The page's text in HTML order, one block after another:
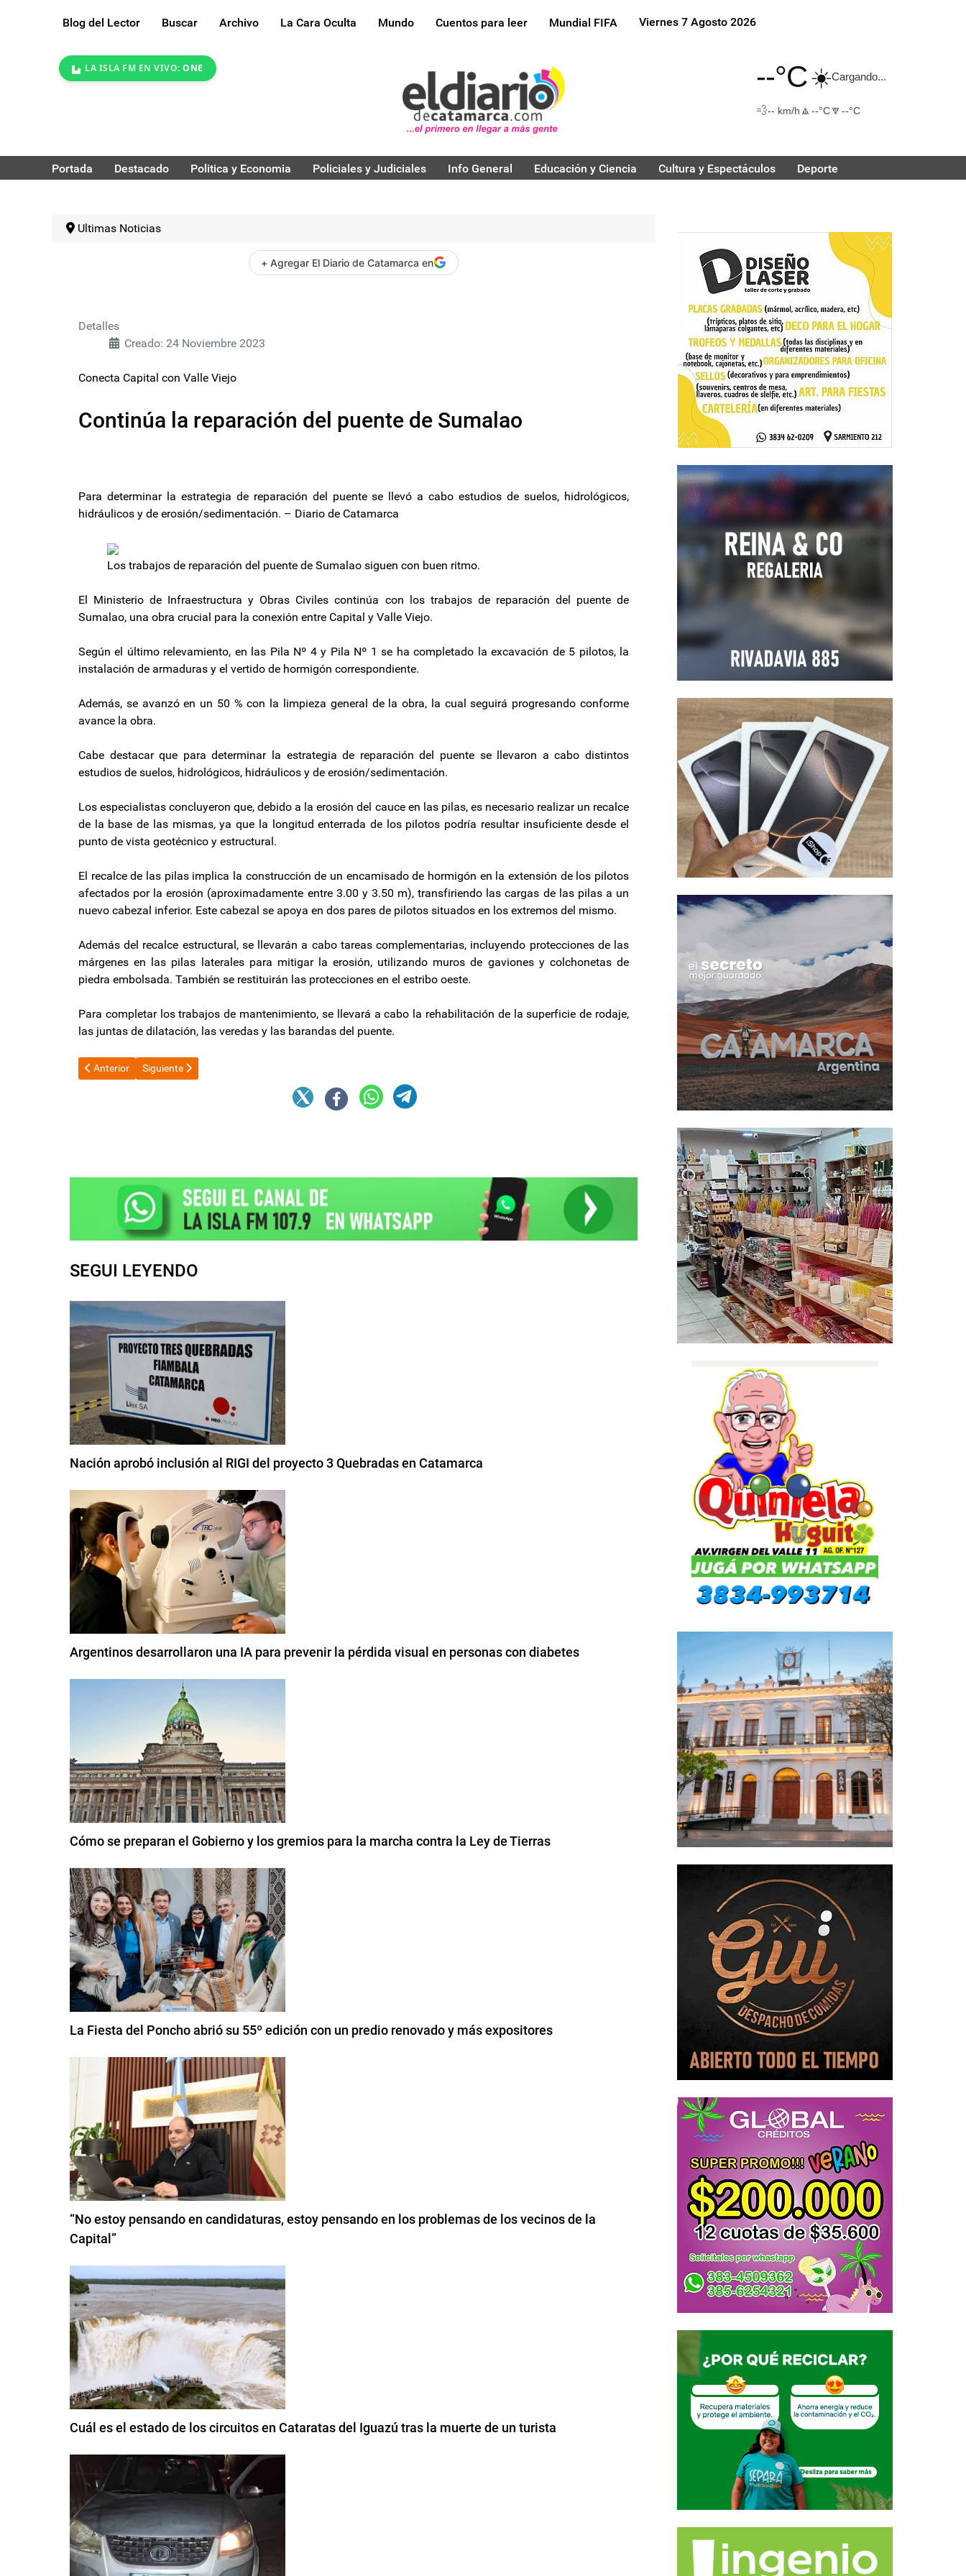
Blog del Lector Buscar Archivo La Cara Oculta Mundo Cuentos para leer Mundial FIFA Viernes 7 Agosto 2026
LA ISLA FM EN VIVO: ONE --°C☀️Cargando...
💨-- km/h 🔼 --°C🔽 --°C
Portada Destacado Politica y Economia Policiales y Judiciales Info General Educación y Ciencia Cultura y Espectáculos Deporte
Ultimas Noticias
+ Agregar El Diario de Catamarca en
Detalles
Creado: 24 Noviembre 2023
Conecta Capital con Valle Viejo
Continúa la reparación del puente de Sumalao
Para determinar la estrategia de reparación del puente se llevó a cabo estudios de suelos, hidrológicos,
hidráulicos y de erosión/sedimentación. – Diario de Catamarca
Los trabajos de reparación del puente de Sumalao siguen con buen ritmo.
El Ministerio de Infraestructura y Obras Civiles continúa con los trabajos de reparación del puente de
Sumalao, una obra crucial para la conexión entre Capital y Valle Viejo.
Según el último relevamiento, en las Pila Nº 4 y Pila Nº 1 se ha completado la excavación de 5 pilotos, la
instalación de armaduras y el vertido de hormigón correspondiente.
Además, se avanzó en un 50 % con la limpieza general de la obra, la cual seguirá progresando conforme
avance la obra.
Cabe destacar que para determinar la estrategia de reparación del puente se llevaron a cabo distintos
estudios de suelos, hidrológicos, hidráulicos y de erosión/sedimentación.
Los especialistas concluyeron que, debido a la erosión del cauce en las pilas, es necesario realizar un recalce
de la base de las mismas, ya que la longitud enterrada de los pilotos podría resultar insuficiente desde el
punto de vista geotécnico y estructural.
El recalce de las pilas implica la construcción de un encamisado de hormigón en la extensión de los pilotos
afectados por la erosión (aproximadamente entre 3.00 y 3.50 m), transfiriendo las cargas de las pilas a un
nuevo cabezal inferior. Este cabezal se apoya en dos pares de pilotos situados en los extremos del mismo.
Además del recalce estructural, se llevarán a cabo tareas complementarias, incluyendo protecciones de las
márgenes en las pilas laterales para mitigar la erosión, utilizando muros de gaviones y colchonetas de
piedra embolsada. También se restituirán las protecciones en el estribo oeste.
Para completar los trabajos de mantenimiento, se llevará a cabo la rehabilitación de la superficie de rodaje,
las juntas de dilatación, las veredas y las barandas del puente.
Artículo anterior: La Uocra se declaró en "alerta" por los anuncios de Milei sobre la obra pública
Anterior Artículo siguiente: Milei ratificó el cierre del Banco Central y confirmó a Marín en YPF y a Giordano en Anses
Siguiente
SEGUI LEYENDO
Nación aprobó inclusión al RIGI del proyecto 3 Quebradas en Catamarca
Argentinos desarrollaron una IA para prevenir la pérdida visual en personas con diabetes
Cómo se preparan el Gobierno y los gremios para la marcha contra la Ley de Tierras
La Fiesta del Poncho abrió su 55º edición con un predio renovado y más expositores
“No estoy pensando en candidaturas, estoy pensando en los problemas de los vecinos de la
Capital”
Cuál es el estado de los circuitos en Cataratas del Iguazú tras la muerte de un turista